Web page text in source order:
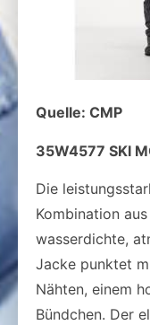
Quelle: CMP
35W4577 SKI
Die
Kombination
wasserdichte,
Jacke punktet
Nähten, einem
Bündchen. Der